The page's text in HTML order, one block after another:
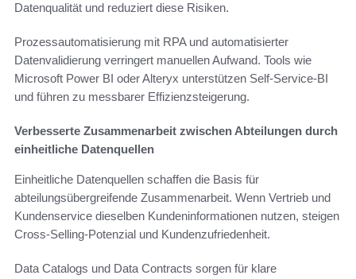
Datenqualität und reduziert diese Risiken.
Prozessautomatisierung mit RPA und automatisierter
Datenvalidierung verringert manuellen Aufwand. Tools wie
Microsoft Power BI oder Alteryx unterstützen Self-Service-BI
und führen zu messbarer Effizienzsteigerung.
Verbesserte Zusammenarbeit zwischen Abteilungen durch
einheitliche Datenquellen
Einheitliche Datenquellen schaffen die Basis für
abteilungsübergreifende Zusammenarbeit. Wenn Vertrieb und
Kundenservice dieselben Kundeninformationen nutzen, steigen
Cross-Selling-Potenzial und Kundenzufriedenheit.
Data Catalogs und Data Contracts sorgen für klare